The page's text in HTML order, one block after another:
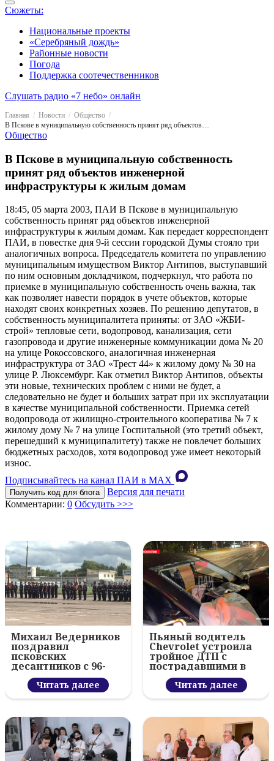
Сюжеты:
Национальные проекты
«Серебряный дождь»
Районные новости
Погода
Поддержка соотечественников
Слушать радио «7 небо» онлайн
Главная Новости
Общество
В Пскове в муниципальную собственность принят ряд объектов инженерной инфраструктуры к жилым домам
Общество
В Пскове в муниципальную собственность
принят ряд объектов инженерной
инфраструктуры к жилым домам
18:45, 05 марта 2003, ПАИ В Пскове в муниципальную
собственность принят ряд объектов инженерной
инфраструктуры к жилым домам. Как передает корреспондент
ПАИ, в повестке дня 9-й сессии городской Думы стояло три
аналогичных вопроса. Председатель комитета по управлению
муниципальным имуществом Виктор Антипов, выступавший
по ним основным докладчиком, подчеркнул, что работа по
приемке в муниципальную собственность очень важна, так
как позволяет навести порядок в учете объектов, которые
находят своих конкретных хозяев. По решению депутатов, в
собственность муниципалитета приняты: от ЗАО «ЖБИ-
строй» тепловые сети, водопровод, канализация, сети
газопровода и другие инженерные коммуникации дома № 20
на улице Рокоссовского, аналогичная инженерная
инфраструктура от ЗАО «Трест 44» к жилому дому № 30 на
улице Р. Люксембург. Как отметил Виктор Антипов, объекты
эти новые, технических проблем с ними не будет, а
следовательно не будет и больших затрат при их эксплуатации
в качестве муниципальной собственности. Приемка сетей
водопровода от жилищно-строительного кооператива № 7 к
жилому дому № 7 на улице Госпитальной (это третий объект,
перешедший к муниципалитету) также не повлечет больших
бюджетных расходов, хотя водопровод уже имеет некоторый
износ.
Подписывайтесь на канал ПАИ в MAХ
Получить код для блога
Версия для печати
Комментарии: 0 Обсудить >>>
Михаил Ведерников
поздравил
псковских
десантников с 96-
летием ВДВ и
вручил награды
Читать далее
Пьяный водитель
Chevrolet устроила
тройное ДТП с
пострадавшими в
Пскове
Читать далее